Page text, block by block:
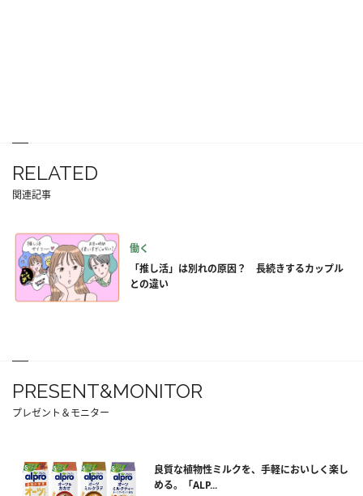
RELATED
関連記事
働く
「推し活」は別れの原因？ 長続きするカップル
との違い
PRESENT&MONITOR
プレゼント＆モニター
良質な植物性ミルクを、手軽においしく楽し
める。「ALP...